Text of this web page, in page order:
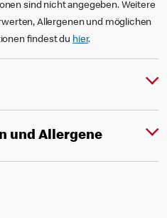
sind nicht angegeben. Weitere
Allergenen und möglichen
findest du hier.
und Allergene